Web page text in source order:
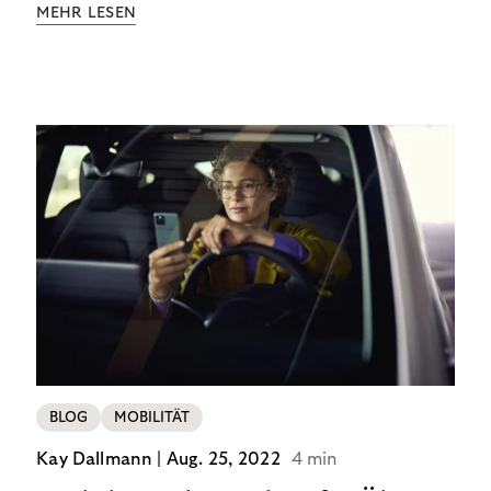
MEHR LESEN
BLOG MOBILITÄT
Kay Dallmann | Aug. 25, 2022 4 min